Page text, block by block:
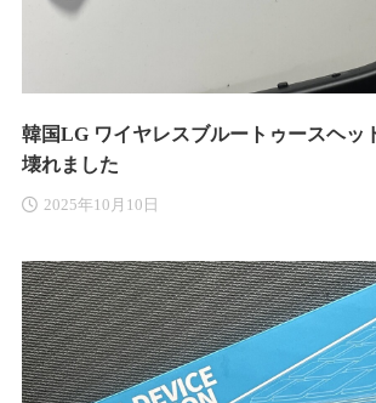
韓国LG ワイヤレスブルートゥースヘッ
壊れました
2025年10月10日